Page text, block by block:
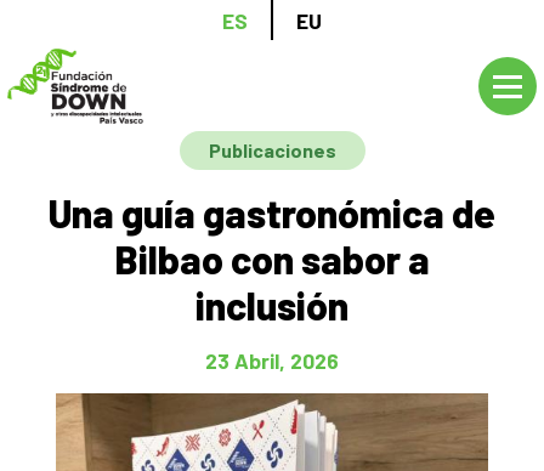
contenido
principal
ES EU
Publicaciones
Una guía gastronómica de
Bilbao con sabor a
inclusión
23 Abril, 2026